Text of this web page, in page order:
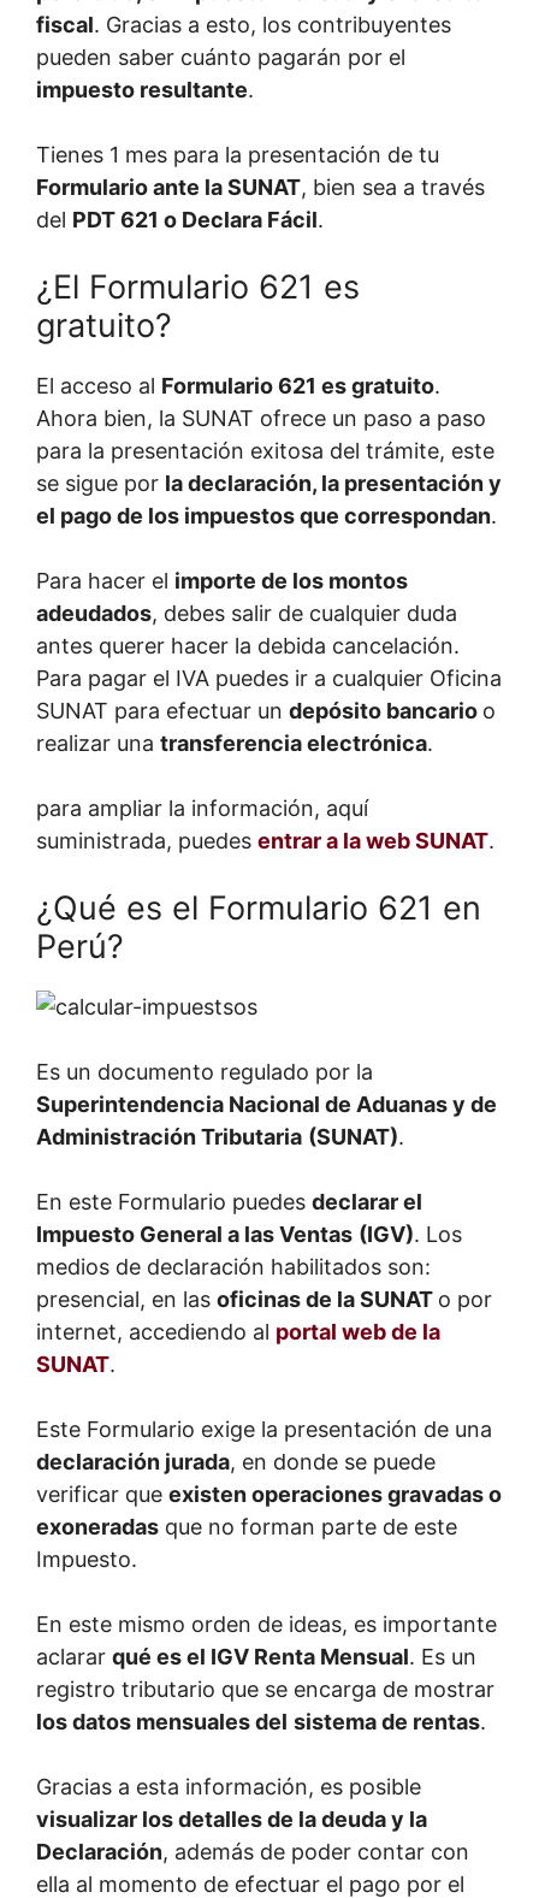
fiscal. Gracias a esto, los contribuyentes
pueden saber cuánto pagarán por el
impuesto resultante.
Tienes 1 mes para la presentación de tu
Formulario ante la SUNAT, bien sea a través
del PDT 621 o Declara Fácil.
¿El Formulario 621 es
gratuito?
El acceso al Formulario 621 es gratuito.
Ahora bien, la SUNAT ofrece un paso a paso
para la presentación exitosa del trámite, este
se sigue por la declaración, la presentación y
el pago de los impuestos que correspondan.
Para hacer el importe de los montos
adeudados, debes salir de cualquier duda
antes querer hacer la debida cancelación.
Para pagar el IVA puedes ir a cualquier Oficina
SUNAT para efectuar un depósito bancario o
realizar una transferencia electrónica.
para ampliar la información, aquí
suministrada, puedes entrar a la web SUNAT.
¿Qué es el Formulario 621 en
Perú?
Es un documento regulado por la
Superintendencia Nacional de Aduanas y de
Administración Tributaria (SUNAT).
En este Formulario puedes declarar el
Impuesto General a las Ventas (IGV). Los
medios de declaración habilitados son:
presencial, en las oficinas de la SUNAT o por
internet, accediendo al portal web de la
SUNAT.
Este Formulario exige la presentación de una
declaración jurada, en donde se puede
verificar que existen operaciones gravadas o
exoneradas que no forman parte de este
Impuesto.
En este mismo orden de ideas, es importante
aclarar qué es el IGV Renta Mensual. Es un
registro tributario que se encarga de mostrar
los datos mensuales del sistema de rentas.
Gracias a esta información, es posible
visualizar los detalles de la deuda y la
Declaración, además de poder contar con
ella al momento de efectuar el pago por el